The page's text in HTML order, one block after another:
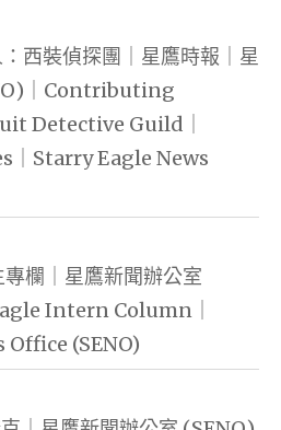
西裝偵探團｜星鷹時報｜星
｜Contributing
Detective Guild｜
｜Starry Eagle News
欄｜星鷹新聞辦公室
Intern Column｜
(SENO)